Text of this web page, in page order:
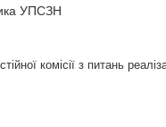
УПСЗН
комісії з питань